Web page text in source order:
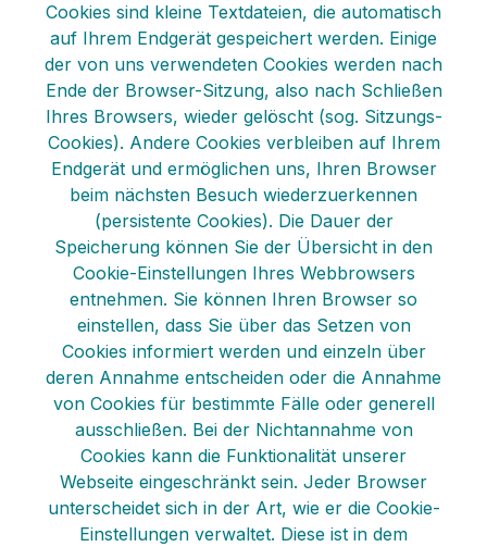
Cookies sind kleine Textdateien, die automatisch
auf Ihrem Endgerät gespeichert werden. Einige
der von uns verwendeten Cookies werden nach
Ende der Browser-Sitzung, also nach Schließen
Ihres Browsers, wieder gelöscht (sog. Sitzungs-
Cookies). Andere Cookies verbleiben auf Ihrem
Endgerät und ermöglichen uns, Ihren Browser
beim nächsten Besuch wiederzuerkennen
(persistente Cookies). Die Dauer der
Speicherung können Sie der Übersicht in den
Cookie-Einstellungen Ihres Webbrowsers
entnehmen. Sie können Ihren Browser so
einstellen, dass Sie über das Setzen von
Cookies informiert werden und einzeln über
deren Annahme entscheiden oder die Annahme
von Cookies für bestimmte Fälle oder generell
ausschließen. Bei der Nichtannahme von
Cookies kann die Funktionalität unserer
Webseite eingeschränkt sein. Jeder Browser
unterscheidet sich in der Art, wie er die Cookie-
Einstellungen verwaltet. Diese ist in dem